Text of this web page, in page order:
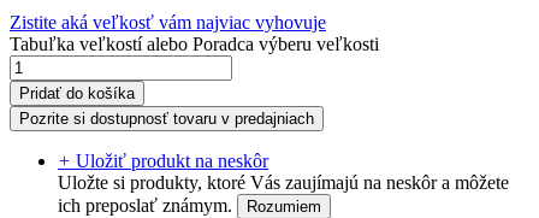
Zistite aká veľkosť vám najviac vyhovuje
Tabuľka veľkostí alebo Poradca výberu veľkosti
Pridať do košíka
Pozrite si dostupnosť tovaru v predajniach
+ Uložiť produkt na neskôr
Uložte si produkty, ktoré Vás zaujímajú na neskôr a môžete
ich preposlať známym.
Rozumiem